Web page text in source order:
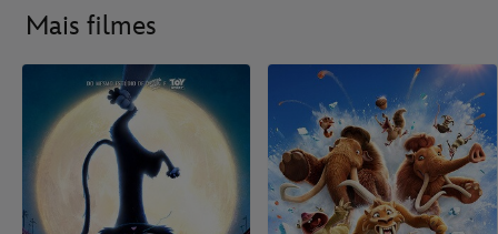
Mais filmes